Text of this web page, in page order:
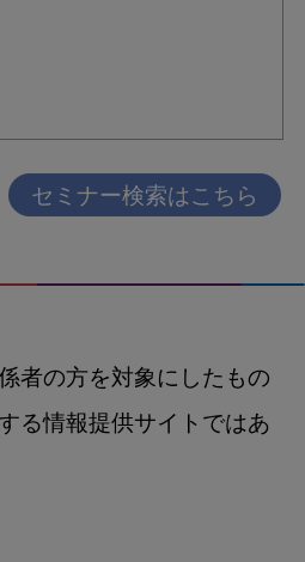
セミナー検索はこちら
者の方を対象にしたもの
る情報提供サイトではあ